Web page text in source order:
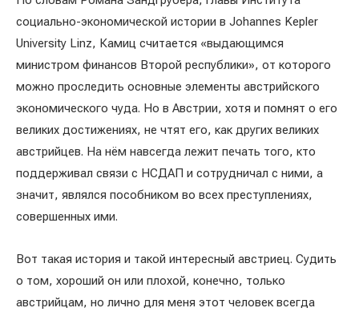
социально-экономической истории в Johannes Kepler
University Linz, Камиц считается «выдающимся
министром финансов Второй республики», от которого
можно проследить основные элементы австрийского
экономического чуда. Но в Австрии, хотя и помнят о его
великих достижениях, не чтят его, как других великих
австрийцев. На нём навсегда лежит печать того, кто
поддерживал связи с НСДАП и сотрудничал с ними, а
значит, являлся пособником во всех преступлениях,
совершенных ими.
Вот такая история и такой интересный австриец. Судить
о том, хороший он или плохой, конечно, только
австрийцам, но лично для меня этот человек всегда